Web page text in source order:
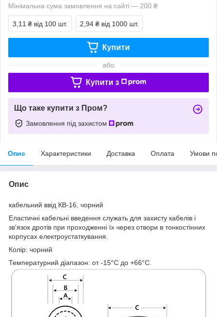
Мінімальна сума замовлення на сайті — 200 ₴
3,11 ₴ від 100 шт. 2,94 ₴ від 1000 шт.
Купити
або
Купити з
Що таке купити з Пром?
Замовлення під захистом
Опис Характеристики Доставка Оплата Умови
Опис
кабельний ввід КВ-16, чорний
Еластичні кабельні введення служать для захисту кабелів і
зв'язок дротів при проходженні їх через отвори в тонкостінних
корпусах електроустаткування.
Колір: чорний
Температурний діапазон: oт -15°C дo +66°C.